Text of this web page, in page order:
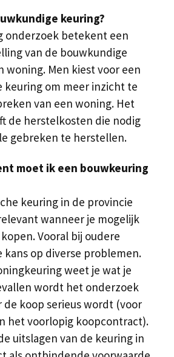
keuring?
onderzoek betekent een
van de bouwkundige
woning. Men kiest voor een
keuring om meer inzicht te
van een woning. Het
de herstelkosten die nodig
gebreken te herstellen.
moet ik een bouwkeuring
keuring in de provincie
wanneer je mogelijk
Vooral bij oudere
kans op diverse problemen.
weet je wat je
wordt het onderzoek
koop serieus wordt (voor
het voorlopig koopcontract).
uitslagen van de keuring in